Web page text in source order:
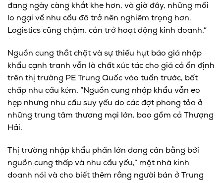
đang ngày càng khắt khe hơn, và giờ đây, những mối
lo ngại về nhu cầu đã trở nên nghiêm trọng hơn.
Logistics cũng chậm, cản trở hoạt động kinh doanh.”
Nguồn cung thắt chặt và sự thiếu hụt báo giá nhập
khẩu cạnh tranh vẫn là chất xúc tác cho giá cả ổn định
trên thị trường PE Trung Quốc vào tuần trước, bất
chấp nhu cầu kém. “Nguồn cung nhập khẩu vẫn eo
hẹp nhưng nhu cầu suy yếu do các đợt phong tỏa ở
những trung tâm thương mại lớn, bao gồm cả Thượng
Hải.
Thị trường nhập khẩu phần lớn đang cân bằng bởi
nguồn cung thấp và nhu cầu yếu,” một nhà kinh
doanh nói và cho biết thêm rằng người bán ở Trung